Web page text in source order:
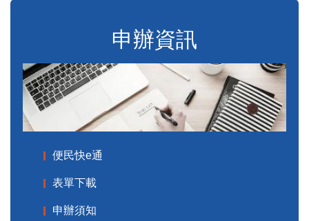
申辦資訊
便民快e通
表單下載
申辦須知